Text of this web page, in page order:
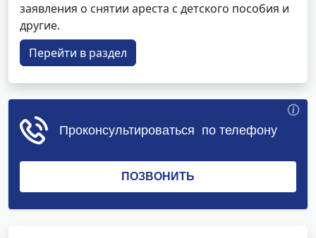
заявления о снятии ареста с детского пособия и
другие.
Перейти в раздел